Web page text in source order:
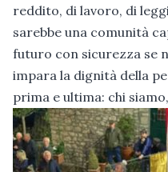
reddito, di lavoro, di
sarebbe una comunità
futuro con sicurezza se
impara la dignità della
prima e ultima: chi siamo,